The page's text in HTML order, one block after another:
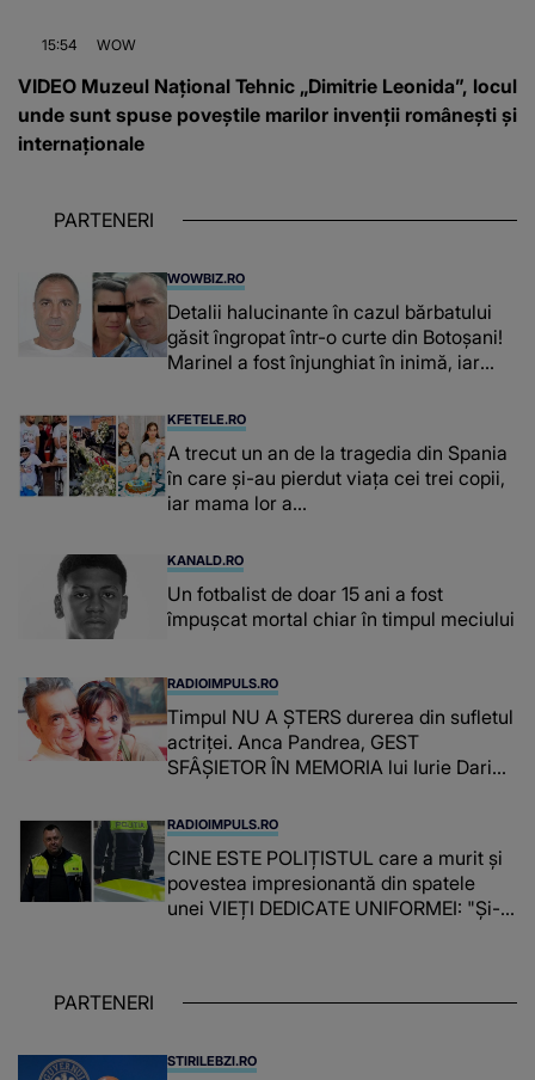
15:54 WOW
VIDEO Muzeul Național Tehnic „Dimitrie Leonida”, locul
unde sunt spuse poveștile marilor invenții românești și
internaționale
PARTENERI
WOWBIZ.RO
Detalii halucinante în cazul bărbatului
găsit îngropat într-o curte din Botoșani!
Marinel a fost înjunghiat în inimă, iar
suspecți
KFETELE.RO
A trecut un an de la tragedia din Spania
în care și-au pierdut viața cei trei copii,
iar mama lor a…
KANALD.RO
Un fotbalist de doar 15 ani a fost
împușcat mortal chiar în timpul meciului
RADIOIMPULS.RO
Timpul NU A ȘTERS durerea din sufletul
actriței. Anca Pandrea, GEST
SFÂȘIETOR ÎN MEMORIA lui Iurie Darie:
timpul parcă..."
RADIOIMPULS.RO
CINE ESTE POLIȚISTUL care a murit și
povestea impresionantă din spatele
unei VIEȚI DEDICATE UNIFORMEI: "Și-a
PARTENERI
STIRILEBZI.RO